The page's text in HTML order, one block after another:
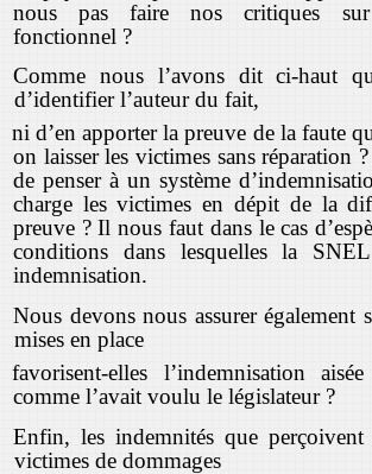
nous pas faire nos critiques
fonctionnel ?
Comme nous l’avons dit ci-haut
d’identifier l’auteur du fait,
ni d’en apporter la preuve de la faute
on laisser les victimes sans réparation
de penser à un système
charge les victimes en dépit de la
preuve ? Il nous faut dans le cas
conditions dans lesquelles la
indemnisation.
Nous devons nous assurer également
mises en place
favorisent-elles l’indemnisation
comme l’avait voulu le législateur ?
Enfin, les indemnités que perçoivent
victimes de dommages